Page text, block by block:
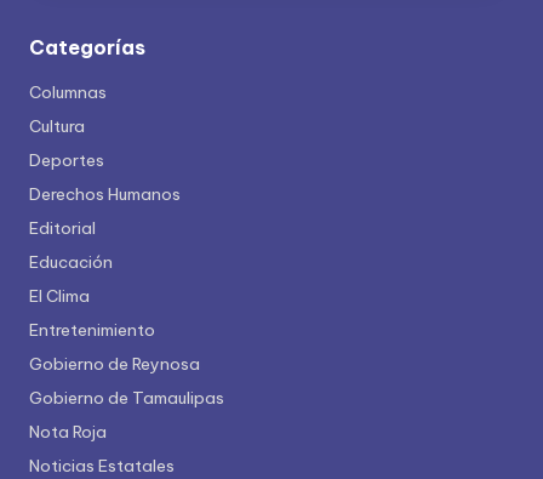
Categorías
Columnas
Cultura
Deportes
Derechos Humanos
Editorial
Educación
El Clima
Entretenimiento
Gobierno de Reynosa
Gobierno de Tamaulipas
Nota Roja
Noticias Estatales